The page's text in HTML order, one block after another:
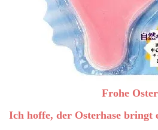
Frohe
Ich hoffe, der Osterhase bringt